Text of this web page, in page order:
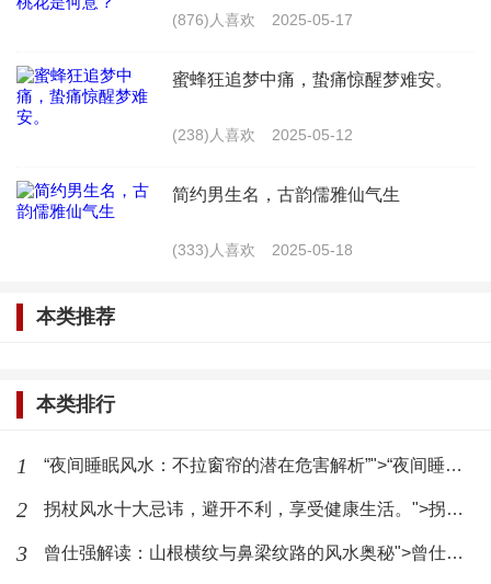
柳树：柳树象征着柔韧和生命力，适合种植在住
宅前后，能够带来好运和健康。
桃树：桃树被认为是吉祥的象征，种植在住宅周
桂花树：桂花树香气浓郁，被认为能够带来富贵
和吉祥，适合种植在住宅周围。
后，能够提升住宅的气场。
树木的种植时间和方法
树木的种植时间和方法也是风水学中不可忽视的
因素。以下是一些种植建议：
(876)人喜欢 2025-05-17
蜜蜂狂追梦中痛，蛰痛惊醒梦难安。
(238)人喜欢 2025-05-12
简约男生名，古韵儒雅仙气生
(333)人喜欢 2025-05-18
本类推荐
本类排行
1 “夜间睡眠风水：不拉窗帘的潜在危害解析”">“夜间睡眠风水：不拉窗帘的潜在危害解析”
2 拐杖风水十大忌讳，避开不利，享受健康生活。">拐杖风水十大忌讳，避开不利，享受健康生活。
3 曾仕强解读：山根横纹与鼻梁纹路的风水奥秘">曾仕强解读：山根横纹与鼻梁纹路的风水奥秘